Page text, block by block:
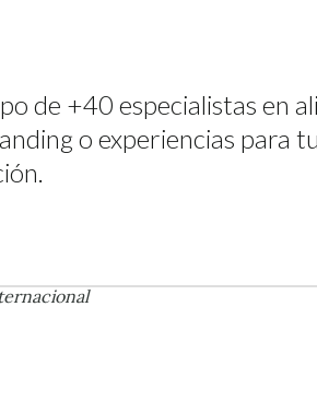
de +40 especialistas en
o experiencias para